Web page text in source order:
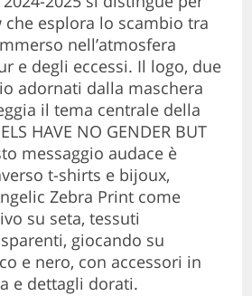
esplora lo scambio tra
nell’atmosfera
e degli eccessi. Il logo, due
adornati dalla maschera
il tema centrale della
HAVE NO GENDER BUT
messaggio audace è
t-shirts e bijoux,
Zebra Print come
su seta, tessuti
giocando su
e nero, con accessori in
e dettagli dorati.